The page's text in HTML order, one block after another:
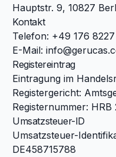
Hauptstr. 9, 10827
Kontakt
Telefon: +49 176 8227
E-Mail:
Registereintrag
Eintragung im
Registergericht:
Registernummer: HRB
Umsatzsteuer-ID
Umsatzsteuer-
DE458715788